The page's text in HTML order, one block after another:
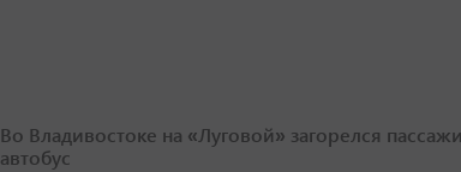
Во Владивостоке на «Луговой» загорелся
автобус